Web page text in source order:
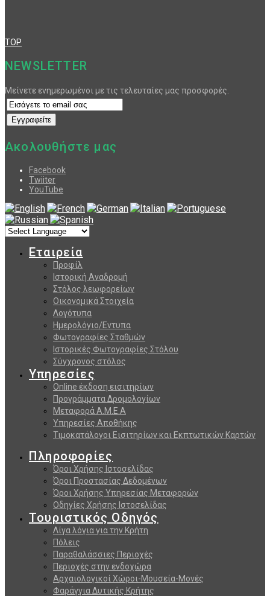
TOP
NEWSLETTER
Μείνετε ενημερωμένοι με τις τελευταίες μας προσφορές.
Ακολουθήστε μας
Facebook
Twiiter
YouTube
Εταιρεία
Προφίλ
Ιστορική Αναδρομή
Στόλος λεωφορείων
Οικονομικά Στοιχεία
Λογότυπα
Ημερολόγιο/Εντυπα
Φωτογραφίες Σταθμών
Ιστορικές Φωτογραφίες Στόλου
Σύγχρονος στόλος
Υπηρεσίες
Online έκδοση εισιτηρίων
Προγράμματα Δρομολογίων
Μεταφορά Α.Μ.Ε.Α
Υπηρεσίες Αποθήκης
Τιμοκατάλογοι Εισιτηρίων και Εκπτωτικών Καρτών
Πληροφορίες
Όροι Χρήσης Ιστοσελίδας
Όροι Προστασίας Δεδομένων
Όροι Χρήσης Υπηρεσίας Μεταφορών
Οδηγίες Χρήσης Ιστοσελίδας
Τουριστικός Οδηγός
Λίγα λόγια για την Κρήτη
Πόλεις
Παραθαλάσσιες Περιοχές
Περιοχές στην ενδοχώρα
Αρχαιολογικοί Χώροι-Μουσεία-Μονές
Φαράγγια Δυτικής Κρήτης